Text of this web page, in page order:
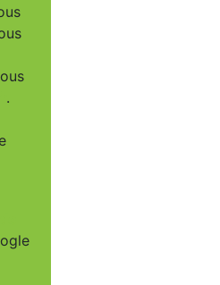
.